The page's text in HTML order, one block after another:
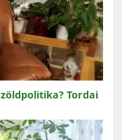
Tordai